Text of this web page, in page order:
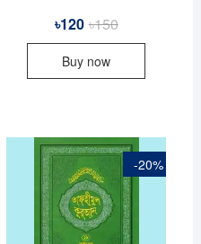
৳150Original
was:
৳120 Current
is:
Buy now
-20%